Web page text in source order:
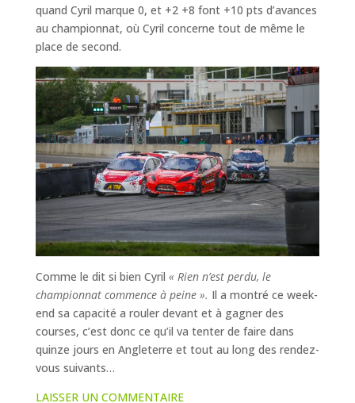
quand Cyril marque 0, et +2 +8 font +10 pts d’avances
au championnat, où Cyril concerne tout de même le
place de second.
Comme le dit si bien Cyril « Rien n’est perdu, le
championnat commence à peine ». Il a montré ce week-
end sa capacité a rouler devant et à gagner des
courses, c’est donc ce qu’il va tenter de faire dans
quinze jours en Angleterre et tout au long des rendez-
vous suivants…
LAISSER UN COMMENTAIRE